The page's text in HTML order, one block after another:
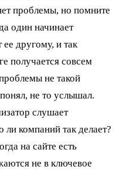
проблемы, но помните
один начинает
ее другому, и так
получается совсем
не такой
не то услышал.
слушает
ли компаний так делает?
на сайте есть
не в ключевое